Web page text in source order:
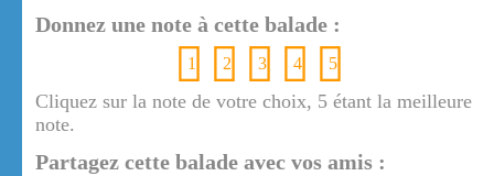
Donnez une note à cette balade :
1 2 3 4 5
Cliquez sur la note de votre choix, 5 étant la meilleure
note.
Partagez cette balade avec vos amis :